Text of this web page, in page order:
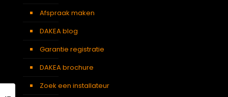
Afspraak maken
DAKEA blog
Garantie registratie
DAKEA brochure
Zoek een installateur